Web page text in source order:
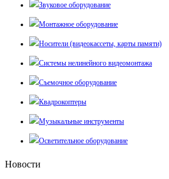
Звуковое оборудование
Монтажное оборудование
Носители (видеокассеты, карты памяти)
Системы нелинейного видеомонтажа
Съемочное оборудование
Квадрокоптеры
Музыкальные инструменты
Осветительное оборудование
Новости